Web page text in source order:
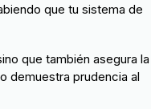
que tu sistema de
que también asegura la
demuestra prudencia al